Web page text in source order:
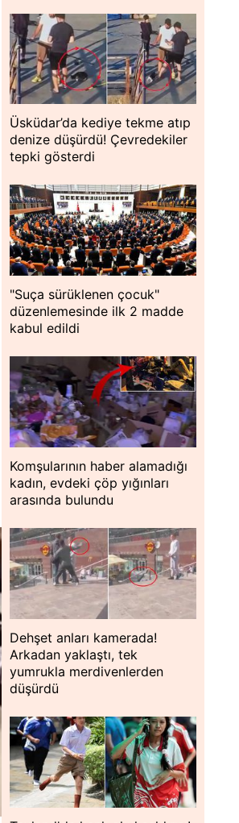
Üsküdar’da kediye tekme atıp
denize düşürdü! Çevredekiler
tepki gösterdi
"Suça sürüklenen çocuk"
düzenlemesinde ilk 2 madde
kabul edildi
Komşularının haber alamadığı
kadın, evdeki çöp yığınları
arasında bulundu
Dehşet anları kamerada!
Arkadan yaklaştı, tek
yumrukla merdivenlerden
düşürdü